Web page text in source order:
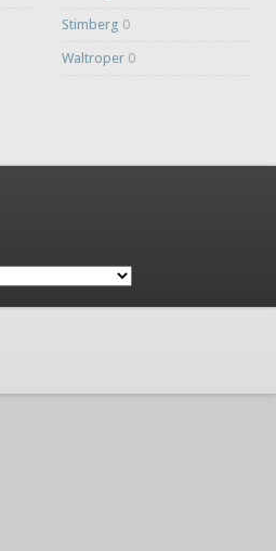
Stimberg 0
Waltroper 0